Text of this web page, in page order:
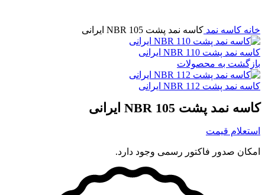
خانه کاسه نمد کاسه نمد پشت 105 NBR ایرانی
کاسه نمد پشت 110 NBR ایرانی
بازگشت به محصولات
کاسه نمد پشت 112 NBR ایرانی
کاسه نمد پشت 105 NBR ایرانی
استعلام قیمت
امکان صدور فاکتور رسمی وجود دارد.